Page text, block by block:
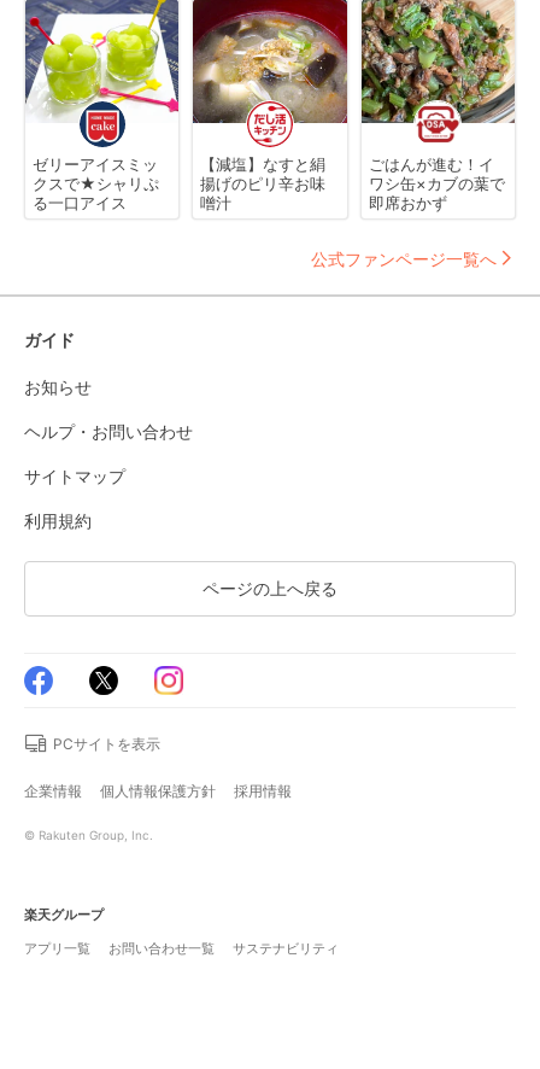
ゼリーアイスミッ
クスで★シャリぷ
る一口アイス
【減塩】なすと絹
揚げのピリ辛お味
噌汁
ごはんが進む！イ
ワシ缶×カブの葉で
即席おかず
公式ファンページ一覧へ
ガイド
お知らせ
ヘルプ・お問い合わせ
サイトマップ
利用規約
ページの上へ戻る
PCサイトを表示
企業情報 個人情報保護方針 採用情報
© Rakuten Group, Inc.
楽天グループ
アプリ一覧
お問い合わせ一覧 サステナビリティ